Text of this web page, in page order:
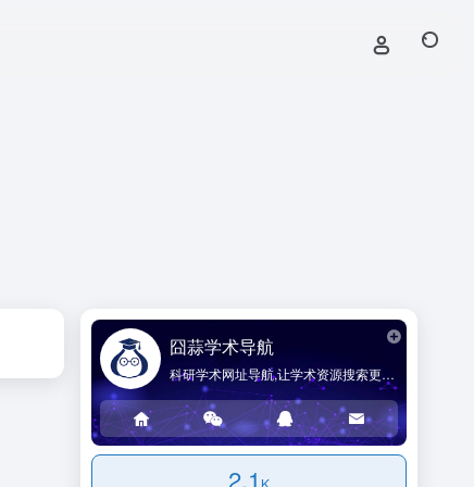
囧蒜学术导航
科研学术网址导航,让学术资源搜索更简单!
2.1 K